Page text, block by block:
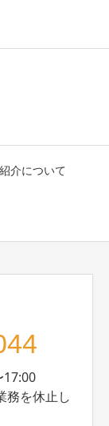
介について
17:00
務を休止し